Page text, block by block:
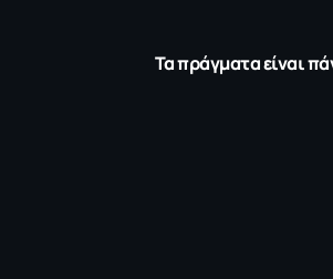
Τα πράγματα είναι